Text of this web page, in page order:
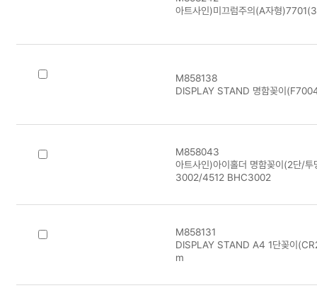
아트사인)미끄럼주의(A자형
M858138
DISPLAY STAND 명함꽂이
M858043
아트사인)아이홀더 명함꽂이(2단
3002/4512 BHC3002
M858131
DISPLAY STAND A4 1단꽂이
m